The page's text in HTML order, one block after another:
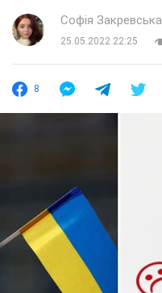
Софія Закревська
25.05.2022 22:25
8